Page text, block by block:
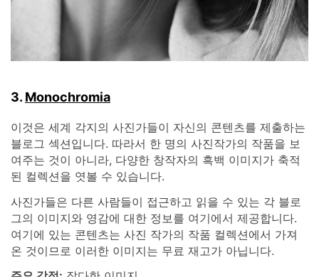
3. Monochromia
이것은 세계 각지의 사진가들이 자신의 콘텐츠를 제출하는
블로그 섹션입니다. 따라서 한 명의 사진작가의 작품을 보
여주는 것이 아니라, 다양한 창작자의 흑백 이미지가 축적
된 컬렉션을 엿볼 수 있습니다.
사진가들은 다른 사람들이 접근하고 읽을 수 있는 각 블로
그의 이미지와 영감에 대한 정보를 여기에서 제공합니다.
여기에 있는 콘텐츠는 사진 작가의 작품 컬렉션에서 가져
온 것이므로 이러한 이미지는 무료 재고가 아닙니다.